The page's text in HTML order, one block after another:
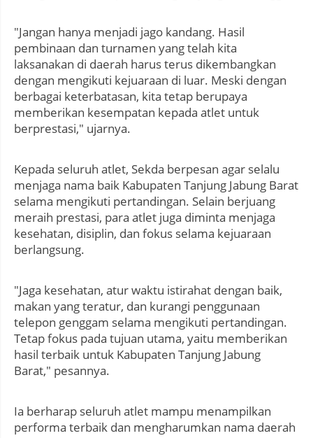
"Jangan hanya menjadi jago kandang. Hasil
pembinaan dan turnamen yang telah kita
laksanakan di daerah harus terus dikembangkan
dengan mengikuti kejuaraan di luar. Meski dengan
berbagai keterbatasan, kita tetap berupaya
memberikan kesempatan kepada atlet untuk
berprestasi," ujarnya.
Kepada seluruh atlet, Sekda berpesan agar selalu
menjaga nama baik Kabupaten Tanjung Jabung Barat
selama mengikuti pertandingan. Selain berjuang
meraih prestasi, para atlet juga diminta menjaga
kesehatan, disiplin, dan fokus selama kejuaraan
berlangsung.
"Jaga kesehatan, atur waktu istirahat dengan baik,
makan yang teratur, dan kurangi penggunaan
telepon genggam selama mengikuti pertandingan.
Tetap fokus pada tujuan utama, yaitu memberikan
hasil terbaik untuk Kabupaten Tanjung Jabung
Barat," pesannya.
Ia berharap seluruh atlet mampu menampilkan
performa terbaik dan mengharumkan nama daerah